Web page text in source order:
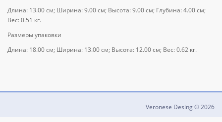
Длина: 13.00 см; Ширина: 9.00 см; Высота: 9.00 см; Глубина: 4.00 см;
Вес: 0.51 кг.
Размеры упаковки
Длина: 18.00 см; Ширина: 13.00 см; Высота: 12.00 см; Вес: 0.62 кг.
Veronese Desing © 2026